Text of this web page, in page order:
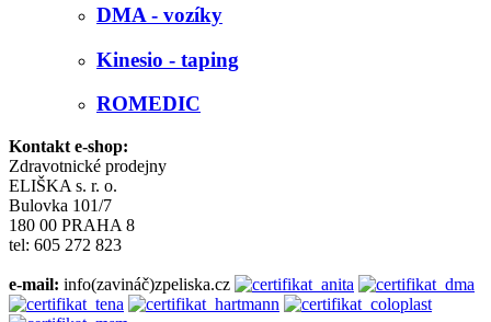
DMA - vozíky
Kinesio - taping
ROMEDIC
Kontakt e-shop:
Zdravotnické prodejny
ELIŠKA s. r. o.
Bulovka 101/7
180 00 PRAHA 8
tel: 605 272 823
e-mail: info(zavináč)zpeliska.cz